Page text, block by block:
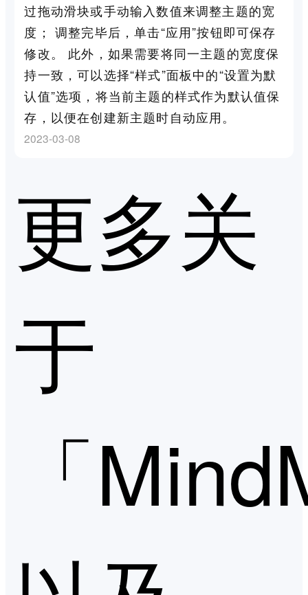
过拖动滑块或手动输入数值来调整主题的宽
度； 调整完毕后，单击“应用”按钮即可保存
修改。 此外，如果需要将同一主题的宽度保
持一致，可以选择“样式”面板中的“设置为默
认值”选项，将当前主题的样式作为默认值保
存，以便在创建新主题时自动应用。
2023-03-08
更多关
于
「